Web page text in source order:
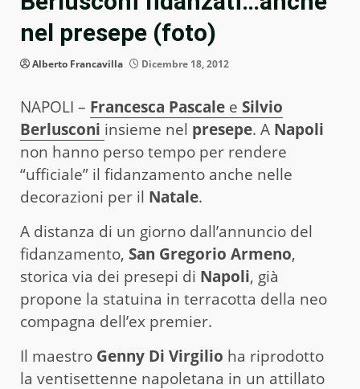
nel presepe (foto)
Alberto Francavilla Dicembre 18, 2012
NAPOLI – Francesca Pascale e Silvio
Berlusconi insieme nel presepe. A Napoli
non hanno perso tempo per rendere
“ufficiale” il fidanzamento anche nelle
decorazioni per il Natale.
A distanza di un giorno dall’annuncio del
fidanzamento, San Gregorio Armeno,
storica via dei presepi di Napoli, già
propone la statuina in terracotta della neo
compagna dell’ex premier.
Il maestro Genny Di Virgilio ha riprodotto
la ventisettenne napoletana in un attillato